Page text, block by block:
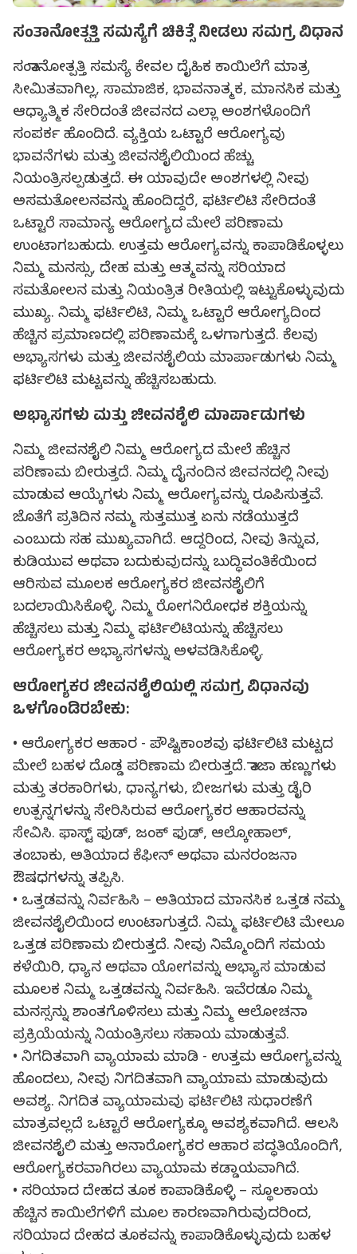
ಸಂತಾನೋತ್ಪತ್ತಿ ಸಮಸ್ಯೆಗೆ ಚಿಕಿತ್ಸೆ ನೀಡಲು ಸಮಗ್ರ ವಿಧಾನ
ಸಂತಾನೋತ್ಪತ್ತಿ ಸಮಸ್ಯೆ ಕೇವಲ ದೈಹಿಕ ಕಾಯಿಲೆಗೆ ಮಾತ್ರ
ಸೀಮಿತವಾಗಿಲ್ಲ, ಸಾಮಾಜಿಕ, ಭಾವನಾತ್ಮಕ, ಮಾನಸಿಕ ಮತ್ತು
ಆಧ್ಯಾತ್ಮಿಕ ಸೇರಿದಂತೆ ಜೀವನದ ಎಲ್ಲಾ ಅಂಶಗಳೊಂದಿಗೆ
ಸಂಪರ್ಕ ಹೊಂದಿದೆ. ವ್ಯಕ್ತಿಯ ಒಟ್ಟಾರೆ ಆರೋಗ್ಯವು
ಭಾವನೆಗಳು ಮತ್ತು ಜೀವನಶೈಲಿಯಿಂದ ಹೆಚ್ಚು
ನಿಯಂತ್ರಿಸಲ್ಪಡುತ್ತದೆ. ಈ ಯಾವುದೇ ಅಂಶಗಳಲ್ಲಿ ನೀವು
ಅಸಮತೋಲನವನ್ನು ಹೊಂದಿದ್ದರೆ, ಫರ್ಟಿಲಿಟಿ ಸೇರಿದಂತೆ
ಒಟ್ಟಾರೆ ಸಾಮಾನ್ಯ ಆರೋಗ್ಯದ ಮೇಲೆ ಪರಿಣಾಮ
ಉಂಟಾಗಬಹುದು. ಉತ್ತಮ ಆರೋಗ್ಯವನ್ನು ಕಾಪಾಡಿಕೊಳ್ಳಲು
ನಿಮ್ಮ ಮನಸ್ಸು, ದೇಹ ಮತ್ತು ಆತ್ಮವನ್ನು ಸರಿಯಾದ
ಸಮತೋಲನ ಮತ್ತು ನಿಯಂತ್ರಿತ ರೀತಿಯಲ್ಲಿ ಇಟ್ಟುಕೊಳ್ಳುವುದು
ಮುಖ್ಯ. ನಿಮ್ಮ ಫರ್ಟಿಲಿಟಿ, ನಿಮ್ಮ ಒಟ್ಟಾರೆ ಆರೋಗ್ಯದಿಂದ
ಹೆಚ್ಚಿನ ಪ್ರಮಾಣದಲ್ಲಿ ಪರಿಣಾಮಕ್ಕೆ ಒಳಗಾಗುತ್ತದೆ. ಕೆಲವು
ಅಭ್ಯಾಸಗಳು ಮತ್ತು ಜೀವನಶೈಲಿಯ ಮಾರ್ಪಾಡುಗಳು ನಿಮ್ಮ
ಫರ್ಟಿಲಿಟಿ ಮಟ್ಟವನ್ನು ಹೆಚ್ಚಿಸಬಹುದು.
ಅಭ್ಯಾಸಗಳು ಮತ್ತು ಜೀವನಶೈಲಿ ಮಾರ್ಪಾಡುಗಳು
ನಿಮ್ಮ ಜೀವನಶೈಲಿ ನಿಮ್ಮ ಆರೋಗ್ಯದ ಮೇಲೆ ಹೆಚ್ಚಿನ
ಪರಿಣಾಮ ಬೀರುತ್ತದೆ. ನಿಮ್ಮ ದೈನಂದಿನ ಜೀವನದಲ್ಲಿ ನೀವು
ಮಾಡುವ ಆಯ್ಕೆಗಳು ನಿಮ್ಮ ಆರೋಗ್ಯವನ್ನು ರೂಪಿಸುತ್ತವೆ.
ಜೊತೆಗೆ ಪ್ರತಿದಿನ ನಮ್ಮ ಸುತ್ತಮುತ್ತ ಏನು ನಡೆಯುತ್ತದೆ
ಎಂಬುದು ಸಹ ಮುಖ್ಯವಾಗಿದೆ. ಆದ್ದರಿಂದ, ನೀವು ತಿನ್ನುವ,
ಕುಡಿಯುವ ಅಥವಾ ಬದುಕುವುದನ್ನು ಬುದ್ಧಿವಂತಿಕೆಯಿಂದ
ಆರಿಸುವ ಮೂಲಕ ಆರೋಗ್ಯಕರ ಜೀವನಶೈಲಿಗೆ
ಬದಲಾಯಿಸಿಕೊಳ್ಳಿ. ನಿಮ್ಮ ರೋಗನಿರೋಧಕ ಶಕ್ತಿಯನ್ನು
ಹೆಚ್ಚಿಸಲು ಮತ್ತು ನಿಮ್ಮ ಫರ್ಟಿಲಿಟಿಯನ್ನು ಹೆಚ್ಚಿಸಲು
ಆರೋಗ್ಯಕರ ಅಭ್ಯಾಸಗಳನ್ನು ಅಳವಡಿಸಿಕೊಳ್ಳಿ.
ಆರೋಗ್ಯಕರ ಜೀವನಶೈಲಿಯಲ್ಲಿ ಸಮಗ್ರ ವಿಧಾನವು
ಒಳಗೊಂಡಿರಬೇಕು:
• ಆರೋಗ್ಯಕರ ಆಹಾರ - ಪೌಷ್ಟಿಕಾಂಶವು ಫರ್ಟಿಲಿಟಿ ಮಟ್ಟದ
ಮೇಲೆ ಬಹಳ ದೊಡ್ಡ ಪರಿಣಾಮ ಬೀರುತ್ತದೆ. ತಾಜಾ ಹಣ್ಣುಗಳು
ಮತ್ತು ತರಕಾರಿಗಳು, ಧಾನ್ಯಗಳು, ಬೀಜಗಳು ಮತ್ತು ಡೈರಿ
ಉತ್ಪನ್ನಗಳನ್ನು ಸೇರಿಸಿರುವ ಆರೋಗ್ಯಕರ ಆಹಾರವನ್ನು
ಸೇವಿಸಿ. ಫಾಸ್ಟ್ ಫುಡ್, ಜಂಕ್ ಫುಡ್, ಆಲ್ಕೋಹಾಲ್,
ತಂಬಾಕು, ಅತಿಯಾದ ಕೆಫೀನ್ ಅಥವಾ ಮನರಂಜನಾ
ಔಷಧಗಳನ್ನು ತಪ್ಪಿಸಿ.
• ಒತ್ತಡವನ್ನು ನಿರ್ವಹಿಸಿ – ಅತಿಯಾದ ಮಾನಸಿಕ ಒತ್ತಡ ನಮ್ಮ
ಜೀವನಶೈಲಿಯಿಂದ ಉಂಟಾಗುತ್ತದೆ. ನಿಮ್ಮ ಫರ್ಟಿಲಿಟಿ ಮೇಲೂ
ಒತ್ತಡ ಪರಿಣಾಮ ಬೀರುತ್ತದೆ. ನೀವು ನಿಮ್ಮೊಂದಿಗೆ ಸಮಯ
ಕಳೆಯಿರಿ, ಧ್ಯಾನ ಅಥವಾ ಯೋಗವನ್ನು ಅಭ್ಯಾಸ ಮಾಡುವ
ಮೂಲಕ ನಿಮ್ಮ ಒತ್ತಡವನ್ನು ನಿರ್ವಹಿಸಿ. ಇವೆರಡೂ ನಿಮ್ಮ
ಮನಸ್ಸನ್ನು ಶಾಂತಗೊಳಿಸಲು ಮತ್ತು ನಿಮ್ಮ ಆಲೋಚನಾ
ಪ್ರಕ್ರಿಯೆಯನ್ನು ನಿಯಂತ್ರಿಸಲು ಸಹಾಯ ಮಾಡುತ್ತವೆ.
• ನಿಗದಿತವಾಗಿ ವ್ಯಾಯಾಮ ಮಾಡಿ - ಉತ್ತಮ ಆರೋಗ್ಯವನ್ನು
ಹೊಂದಲು, ನೀವು ನಿಗದಿತವಾಗಿ ವ್ಯಾಯಾಮ ಮಾಡುವುದು
ಅವಶ್ಯ. ನಿಗದಿತ ವ್ಯಾಯಾಮವು ಫರ್ಟಿಲಿಟಿ ಸುಧಾರಣೆಗೆ
ಮಾತ್ರವಲ್ಲದೆ ಒಟ್ಟಾರೆ ಆರೋಗ್ಯಕ್ಕೂ ಅವಶ್ಯಕವಾಗಿದೆ. ಆಲಸಿ
ಜೀವನಶೈಲಿ ಮತ್ತು ಅನಾರೋಗ್ಯಕರ ಆಹಾರ ಪದ್ಧತಿಯೊಂದಿಗೆ,
ಆರೋಗ್ಯಕರವಾಗಿರಲು ವ್ಯಾಯಾಮ ಕಡ್ಡಾಯವಾಗಿದೆ.
• ಸರಿಯಾದ ದೇಹದ ತೂಕ ಕಾಪಾಡಿಕೊಳ್ಳಿ – ಸ್ಥೂಲಕಾಯ
ಹೆಚ್ಚಿನ ಕಾಯಿಲೆಗಳಿಗೆ ಮೂಲ ಕಾರಣವಾಗಿರುವುದರಿಂದ,
ಸರಿಯಾದ ದೇಹದ ತೂಕವನ್ನು ಕಾಪಾಡಿಕೊಳ್ಳುವುದು ಬಹಳ